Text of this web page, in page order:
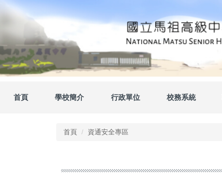
內
容
區
首頁 學校簡介 行政單位 校務系統
首頁 資通安全專區